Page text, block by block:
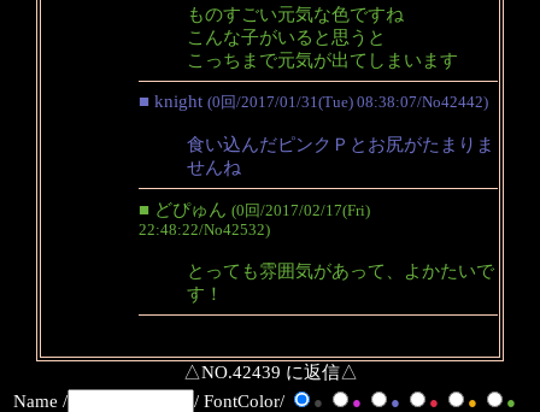
ものすごい元気な色ですね
こんな子がいると思うと
こっちまで元気が出てしまいます
■ knight (0回/2017/01/31(Tue) 08:38:07/No42442)
食い込んだピンクＰとお尻がたまりま
せんね
■ どぴゅん (0回/2017/02/17(Fri)
22:48:22/No42532)
とっても雰囲気があって、よかたいで
す！
△NO.42439 に返信△
Name /
/ FontColor/ ● ● ● ● ●
●